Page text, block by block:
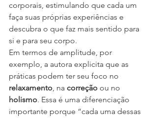
corporais, estimulando que cada um
faça suas próprias experiências e
descubra o que faz mais sentido para
si e para seu corpo.
Em termos de amplitude, por
exemplo, a autora explicita que as
práticas podem ter seu foco no
relaxamento, na correção ou no
holismo. Essa é uma diferenciação
importante porque “cada uma dessas